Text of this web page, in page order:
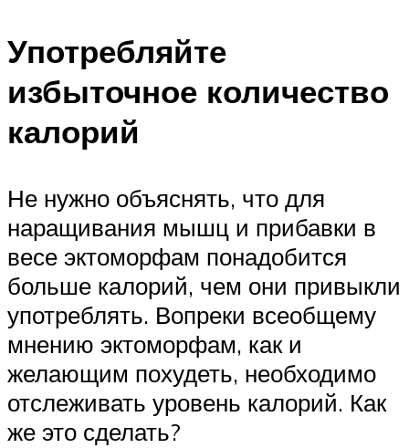
Употребляйте
избыточное количество
калорий
Не нужно объяснять, что для
наращивания мышц и прибавки в
весе эктоморфам понадобится
больше калорий, чем они привыкли
употреблять. Вопреки всеобщему
мнению эктоморфам, как и
желающим похудеть, необходимо
отслеживать уровень калорий. Как
же это сделать?